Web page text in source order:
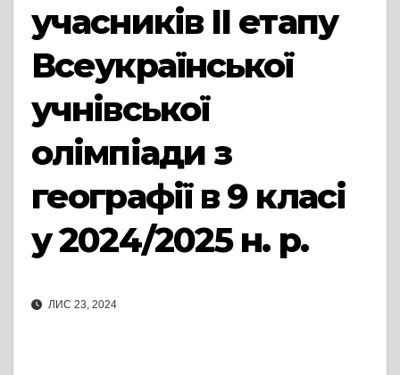
учасників ІІ етапу
Всеукраїнської
учнівської
олімпіади з
географії в 9 класі
у 2024/2025 н. р.
ЛИС 23, 2024